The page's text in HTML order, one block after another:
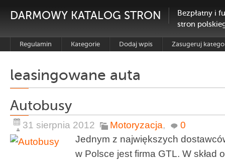
DARMOWY KATALOG STRON
Bezpłatny i
stron
Regulamin Kategorie Dodaj wpis Zasugeruj
leasingowane auta
Autobusy
31 sierpnia 2012 Motoryzacja,
0
Jednym z największych
w Polsce jest firma GTL. W skład